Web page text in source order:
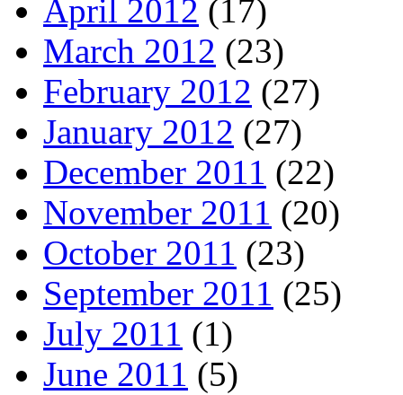
April 2012 (17)
March 2012 (23)
February 2012 (27)
January 2012 (27)
December 2011 (22)
November 2011 (20)
October 2011 (23)
September 2011 (25)
July 2011 (1)
June 2011 (5)